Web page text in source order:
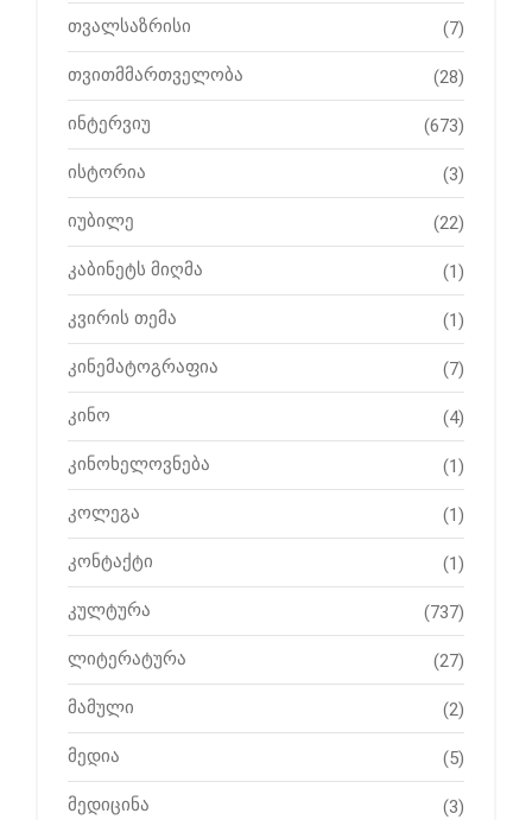
თვალსაზრისი (7)
თვითმმართველობა (28)
ინტერვიუ (673)
ისტორია (3)
იუბილე (22)
კაბინეტს მიღმა (1)
კვირის თემა (1)
კინემატოგრაფია (7)
კინო (4)
კინოხელოვნება (1)
კოლეგა (1)
კონტაქტი (1)
კულტურა (737)
ლიტერატურა (27)
მამული (2)
მედია (5)
მედიცინა (3)